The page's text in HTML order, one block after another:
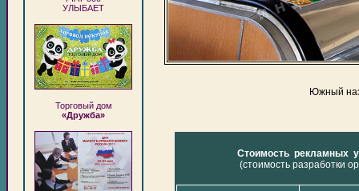
УЛЫБАЕТ
Торговый дом
«Дружба»
Южный
Стоимость рекламных
(стоимость разработки